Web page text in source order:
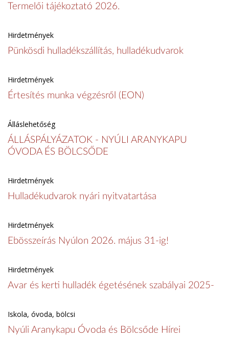
Termelői tájékoztató 2026.
Hirdetmények
Pünkösdi hulladékszállítás, hulladékudvarok
Hirdetmények
Értesítés munka végzésről (EON)
Álláslehetőség
ÁLLÁSPÁLYÁZATOK - NYÚLI ARANYKAPU
ÓVODA ÉS BÖLCSŐDE
Hirdetmények
Hulladékudvarok nyári nyitvatartása
Hirdetmények
Ebösszeírás Nyúlon 2026. május 31-ig!
Hirdetmények
Avar és kerti hulladék égetésének szabályai 2025-
Iskola, óvoda, bölcsi
Nyúli Aranykapu Óvoda és Bölcsőde Hírei